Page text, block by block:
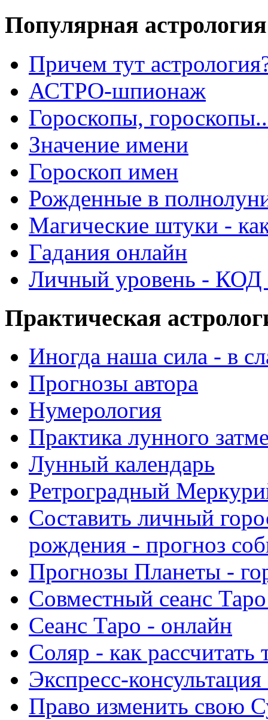
Популярная астрология
Причем тут
АСТРО-шпионаж
Гороскопы,
Значение имени
Гороскоп имен
Рожденные в
Магические штуки -
Гадания онлайн
Личный уровень - КОД
Практическая
Иногда наша сила - в
Прогнозы автора
Нумерология
Практика лунного
Лунный календарь
Ретроградный
Составить личный
рождения - прогноз
Прогнозы Планеты -
Совместный сеанс
Сеанс Таро - онлайн
Соляр - как
Экспресс-
Право изменить свою